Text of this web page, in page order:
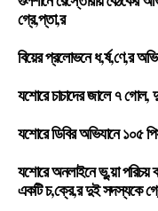
গ্রে,প্তা,র
বিয়ের প্রলোভনে ধ,র্ষ,ণে,র
যশোরে চাচাদের জালে ৭ গোল,
যশোরে ডিবির অভিযানে ১০৫
যশোরে অনলাইনে ভু,য়া পরিচয়
একটি চ,ক্রে,র দুই সদস্যকে